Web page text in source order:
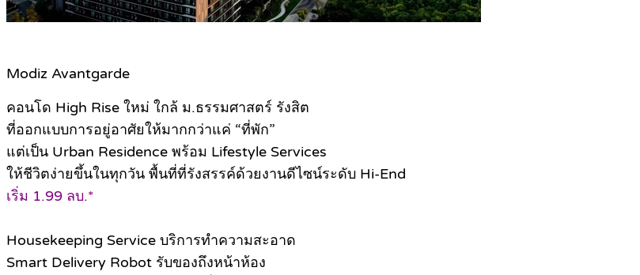
Modiz Avantgarde
คอนโด High Rise ใหม่ ใกล้ ม.ธรรมศาสตร์ รังสิต
ที่ออกแบบการอยู่อาศัยให้มากกว่าแค่ “ที่พัก”
แต่เป็น Urban Residence พร้อม Lifestyle Services
ให้ชีวิตง่ายขึ้นในทุกวัน พื้นที่ที่รังสรรค์ด้วยงานดีไซน์ระดับ Hi-End
เริ่ม 1.99 ลบ.*
Housekeeping Service บริการทำความสะอาด
Smart Delivery Robot รับของถึงหน้าห้อง